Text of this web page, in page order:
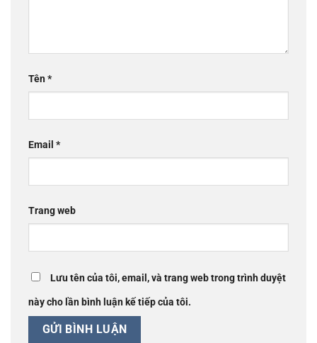
Tên*
Email *
Trang web
Lưu tên của tôi, email, và trang web trong trình duyệt
này cho lần bình luận kế tiếp của tôi.